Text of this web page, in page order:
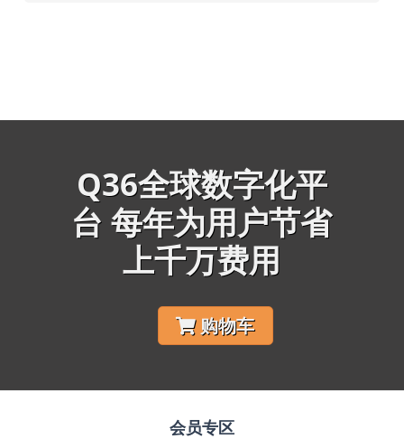
Q36全球数字化平
台 每年为用户节省
上千万费用
购物车
会员专区